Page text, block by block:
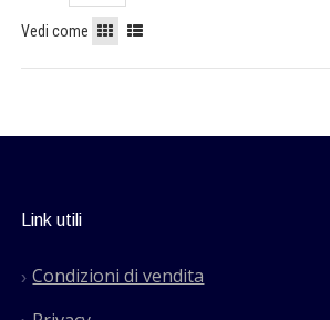
Vedi come
Link utili
Condizioni di vendita